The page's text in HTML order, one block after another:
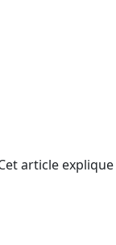
article explique